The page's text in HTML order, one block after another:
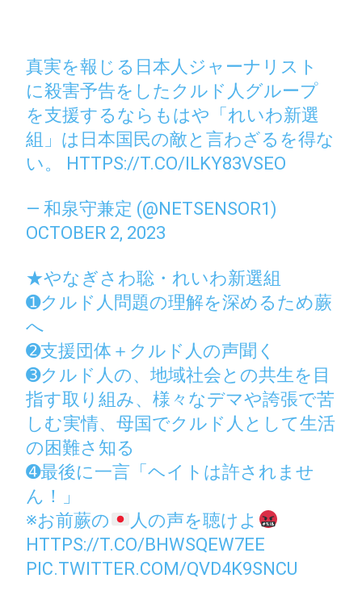
真実を報じる日本人ジャーナリスト
に殺害予告をしたクルド人グループ
を支援するならもはや「れいわ新選
組」は日本国民の敵と言わざるを得な
い。 HTTPS://T.CO/ILKY83VSEO
— 和泉守兼定 (@NETSENSOR1)
OCTOBER 2, 2023
★やなぎさわ聡・れいわ新選組
➊クルド人問題の理解を深めるため蕨
へ
➋支援団体＋クルド人の声聞く
➌クルド人の、地域社会との共生を目
指す取り組み、様々なデマや誇張で苦
しむ実情、母国でクルド人として生活
の困難さ知る
➍最後に一言「ヘイトは許されませ
ん！」
※お前蕨の
人の声を聴けよ
HTTPS://T.CO/BHWSQEW7EE
PIC.TWITTER.COM/QVD4K9SNCU